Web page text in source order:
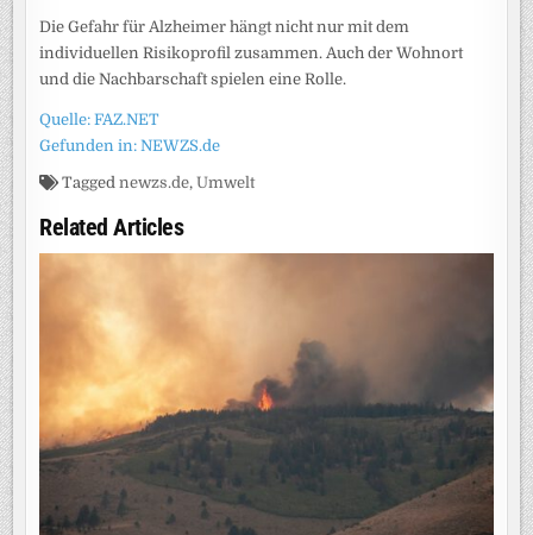
Die Gefahr für Alzheimer hängt nicht nur mit dem
individuellen Risikoprofil zusammen. Auch der Wohnort
und die Nachbarschaft spielen eine Rolle.
Quelle: FAZ.NET
Gefunden in: NEWZS.de
Taggednewzs.de,Umwelt
Related Articles